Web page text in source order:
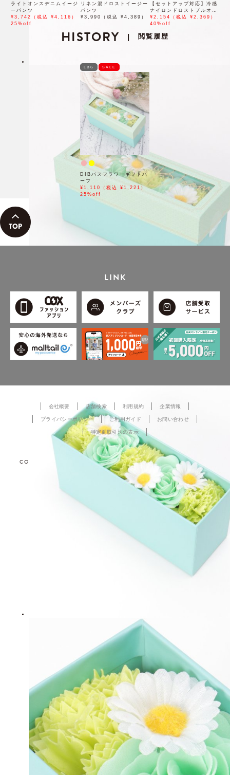
ライトオンスデニムイージ
ーパンツ
¥3,742（税込 ¥4,116）
25%off
リネン混ドロストイージー
パンツ
¥3,990（税込 ¥4,389）
【セットアップ対応】冷感
ナイロンドロストプルオー
バー
¥2,154（税込 ¥2,369）
40%off
HISTORY | 閲覧履歴
LBC SALE
DIBバスフラワーギフトハ
ーフ
¥1,110（税込 ¥1,221）
25%off
LINK
会社概要 店舗検索 利用規約 企業情報
プライバシーポリシー ご利用ガイド お問い合わせ
特定商取引法の表示
COPYRIGHT © TOKYO DESIGN CHANNEL All rights reserved.